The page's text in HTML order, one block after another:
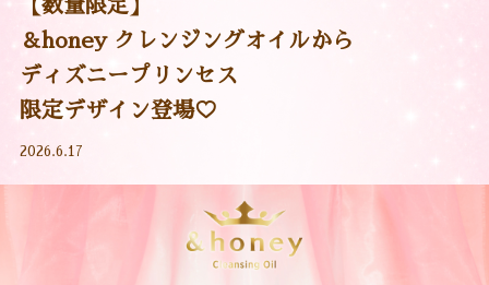
【数量限定】
＆honey クレンジングオイルから
ディズニープリンセス
限定デザイン登場♡
2026.6.17